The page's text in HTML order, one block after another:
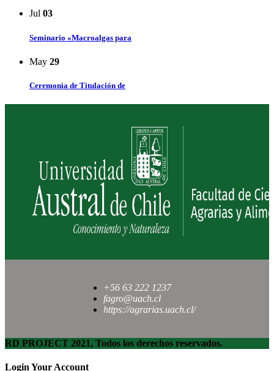
Jul 03
Seminario «Macroalgas para
May 29
Ceremonia de Titulación de
+56 63 222 1237
fagro@uach.cl
https://agrarias.uach.cl/
RD PROJECT 2021, Todos los derechos reservados.
Login Your Account